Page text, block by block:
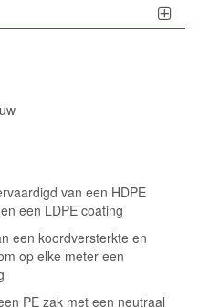
van een HDPE
een LDPE coating
een koordversterkte en
op elke meter een
PE zak met een neutraal